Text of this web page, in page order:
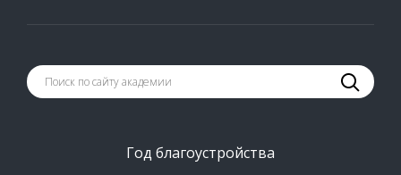
Год благоустройства